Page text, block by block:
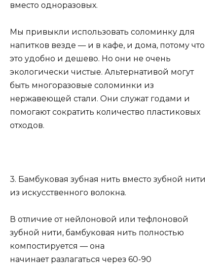
вместо одноразовых.
Мы привыкли использовать соломинку для
напитков везде — и в кафе, и дома, потому что
это удобно и дешево. Но они не очень
экологически чистые. Альтернативой могут
быть многоразовые соломинки из
нержавеющей стали. Они служат годами и
помогают сократить количество пластиковых
отходов.
3. Бамбуковая зубная нить вместо зубной нити
из искусственного волокна.
В отличие от нейлоновой или тефлоновой
зубной нити, бамбуковая нить полностью
компостируется — она ​​
начинает разлагаться через 60-90